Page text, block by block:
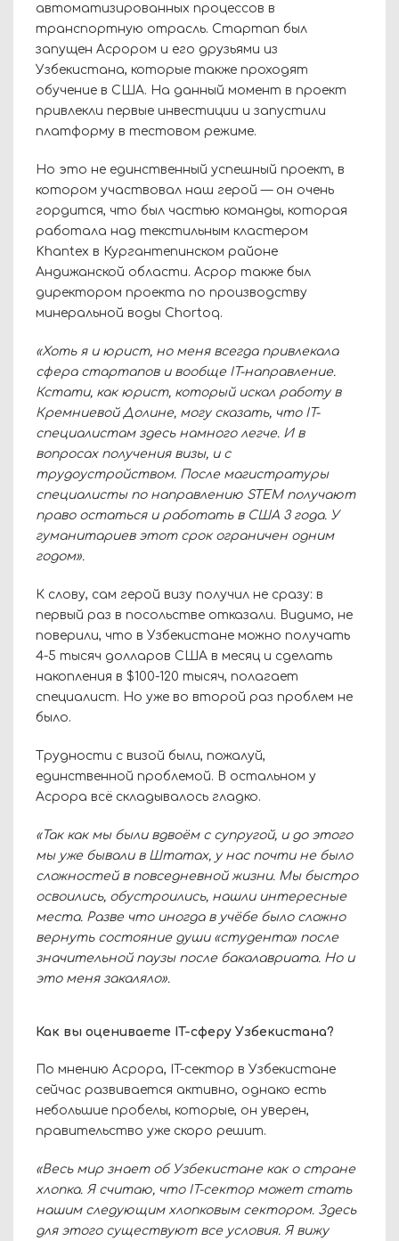
автоматизированных процессов в
транспортную отрасль. Стартап был
запущен Асрором и его друзьями из
Узбекистана, которые также проходят
обучение в США. На данный момент в проект
привлекли первые инвестиции и запустили
платформу в тестовом режиме.
Но это не единственный успешный проект, в
котором участвовал наш герой— он очень
гордится, что был частью команды, которая
работала над текстильным кластером
Khantex в Кургантепинском районе
Андижанской области. Асрор также был
директором проекта по производству
минеральной воды Chortoq.
«Хоть я и юрист, но меня всегда привлекала
сфера стартапов и вообще IT-направление.
Кстати, как юрист, который искал работу в
Кремниевой Долине, могу сказать, что IT-
специалистам здесь намного легче. И в
вопросах получения визы, и с
трудоустройством. После магистратуры
специалисты по направлению STEMполучают
право остаться и работать в США 3 года. У
гуманитариев этот срок ограничен одним
годом».
К слову, сам герой визу получил не сразу: в
первый раз в посольстве отказали. Видимо, не
поверили, что в Узбекистане можно получать
4-5 тысяч долларов США в месяц и сделать
накопления в $100-120 тысяч, полагает
специалист. Но уже во второй раз проблем не
было.
Трудности с визой были, пожалуй,
единственной проблемой. В остальном у
Асрора всё складывалось гладко.
«Так как мы были вдвоём с супругой, и до этого
мы уже бывали в Штатах, у нас почти не было
сложностей в повседневной жизни. Мы быстро
освоились, обустроились, нашли интересные
места. Разве что иногда в учёбе было сложно
вернуть состояние души «студента» после
значительной паузы после бакалавриата. Но и
это меня закаляло».
Как вы оцениваете IT-сферу Узбекистана?
По мнению Асрора,
-сектор в Узбекистане
сейчас развивается активно, однако есть
небольшие пробелы, которые, он уверен,
правительство уже скоро решит.
«Весь мир знает об Узбекистане как о стране
хлопка. Я считаю, что IT-сектор может стать
нашим следующим хлопковым сектором. Здесь
для этого существуют все условия. Я вижу